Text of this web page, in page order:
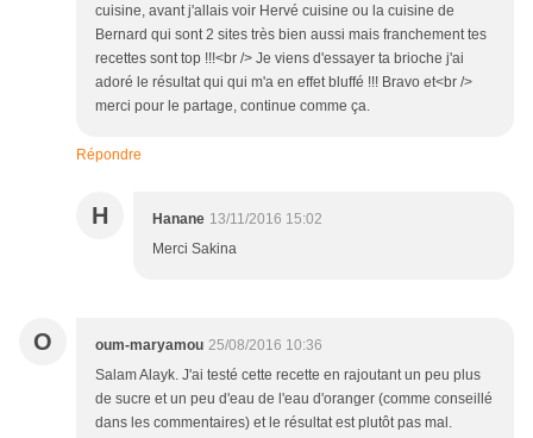
cuisine, avant j'allais voir Hervé cuisine ou la cuisine de
Bernard qui sont 2 sites très bien aussi mais franchement tes
recettes sont top !!!<br /> Je viens d'essayer ta brioche j'ai
adoré le résultat qui qui m'a en effet bluffé !!! Bravo et<br />
merci pour le partage, continue comme ça.
Répondre
H Hanane 13/11/2016 15:02
Merci Sakina
O oum-maryamou 25/08/2016 10:36
Salam Alayk. J'ai testé cette recette en rajoutant un peu plus
de sucre et un peu d'eau de l'eau d'oranger (comme conseillé
dans les commentaires) et le résultat est plutôt pas mal.